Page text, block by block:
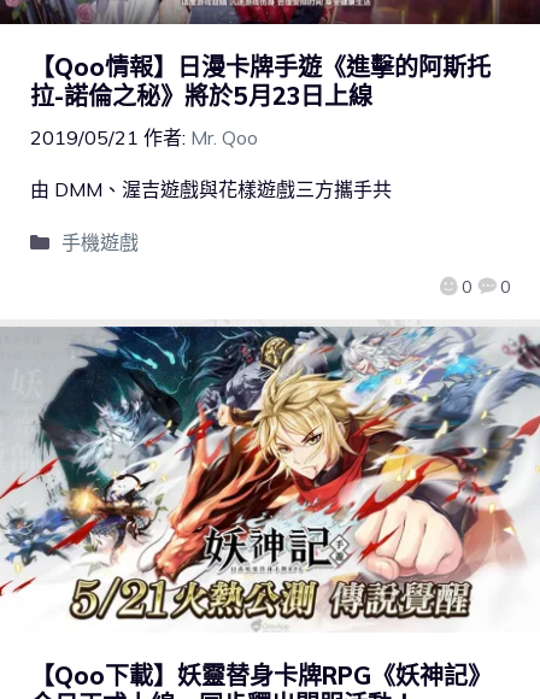
【Qoo情報】日漫卡牌手遊《進擊的阿斯托
拉-諾倫之秘》將於5月23日上線
2019/05/21 作者: Mr. Qoo
0 0
由 DMM、渥吉遊戲與花樣遊戲三方攜手共
手機遊戲
【Qoo下載】妖靈替身卡牌RPG《妖神記》